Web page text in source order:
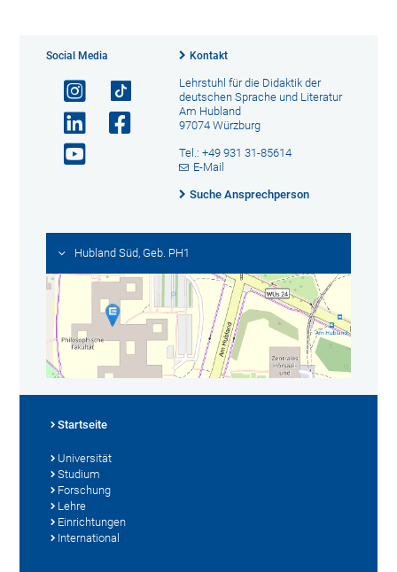
Social Media Kontakt
Lehrstuhl für die Didaktik der
deutschen Sprache und Literatur
Am Hubland
97074 Würzburg
Tel.: +49 931 31-85614
E-Mail
Suche Ansprechperson
Hubland Süd, Geb. PH1
Startseite
Universität
Studium
Forschung
Lehre
Einrichtungen
International